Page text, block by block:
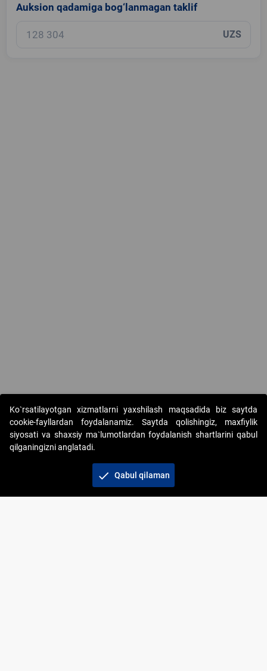
Auksion qadamiga bog‘lanmagan taklif
UZS
Copyright © 2017-2026. "Elektron onlayn-auksionlarni
tashkil etish" AJ. Barcha huquqlar himoyalangan
Ko`rsatilayotgan xizmatlarni yaxshilash maqsadida biz saytda
cookie-fayllardan foydalanamiz. Saytda qolishingiz, maxfiylik
siyosati va shaxsiy ma`lumotlardan foydalanish shartlarini qabul
qilganingizni anglatadi.
check Qabul qilaman